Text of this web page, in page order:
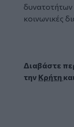
δυνατοτήτων
κοινωνικές
Διαβάστε
την Κρήτη